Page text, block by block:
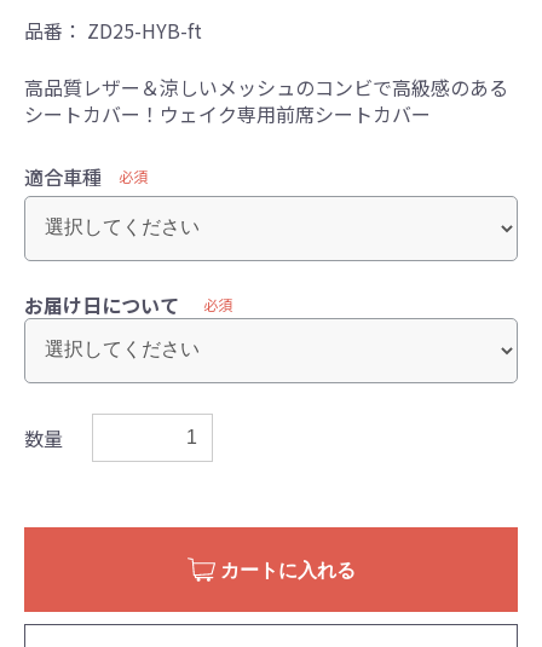
品番： ZD25-HYB-ft
高品質レザー＆涼しいメッシュのコンビで高級感のある
シートカバー！ウェイク専用前席シートカバー
適合車種 必須
お届け日について 必須
数量
カートに入れる